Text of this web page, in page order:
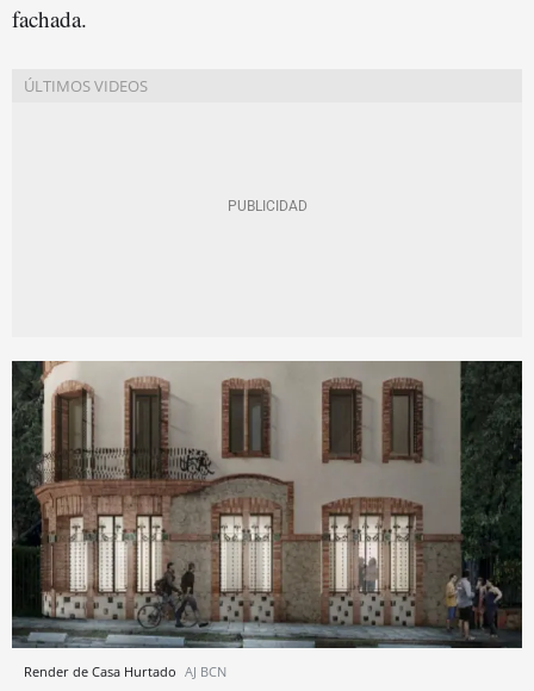
fachada.
Render de Casa Hurtado AJ BCN